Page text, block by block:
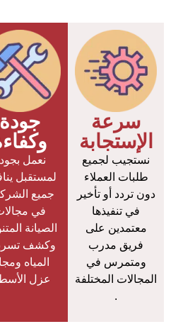
سرعة
الإستجابة
نستجيب لجميع
طلبات العملاء
دون تردد أو تأخير
في تنفيذها
معتمدين على
فريق مدرب
ومتمرس في
المجالات المختلفة
.
جودة
نعمل
لمستقبل
جميع
في
الصيانة
وكشف
المياه
عزل